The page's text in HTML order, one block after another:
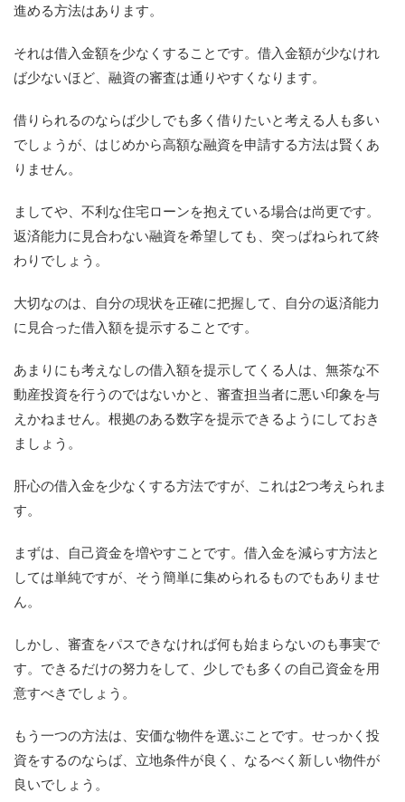
進める方法はあります。
それは借入金額を少なくすることです。借入金額が少なけれ
ば少ないほど、融資の審査は通りやすくなります。
借りられるのならば少しでも多く借りたいと考える人も多い
でしょうが、はじめから高額な融資を申請する方法は賢くあ
りません。
ましてや、不利な住宅ローンを抱えている場合は尚更です。
返済能力に見合わない融資を希望しても、突っぱねられて終
わりでしょう。
大切なのは、自分の現状を正確に把握して、自分の返済能力
に見合った借入額を提示することです。
あまりにも考えなしの借入額を提示してくる人は、無茶な不
動産投資を行うのではないかと、審査担当者に悪い印象を与
えかねません。根拠のある数字を提示できるようにしておき
ましょう。
肝心の借入金を少なくする方法ですが、これは2つ考えられま
す。
まずは、自己資金を増やすことです。借入金を減らす方法と
しては単純ですが、そう簡単に集められるものでもありませ
ん。
しかし、審査をパスできなければ何も始まらないのも事実で
す。できるだけの努力をして、少しでも多くの自己資金を用
意すべきでしょう。
もう一つの方法は、安価な物件を選ぶことです。せっかく投
資をするのならば、立地条件が良く、なるべく新しい物件が
良いでしょう。